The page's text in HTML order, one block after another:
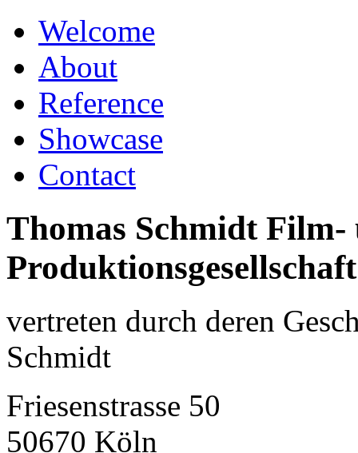
Welcome
About
Reference
Showcase
Contact
Thomas Schmidt Film-
vertreten durch deren
Schmidt
Friesenstrasse 50
50670 Köln